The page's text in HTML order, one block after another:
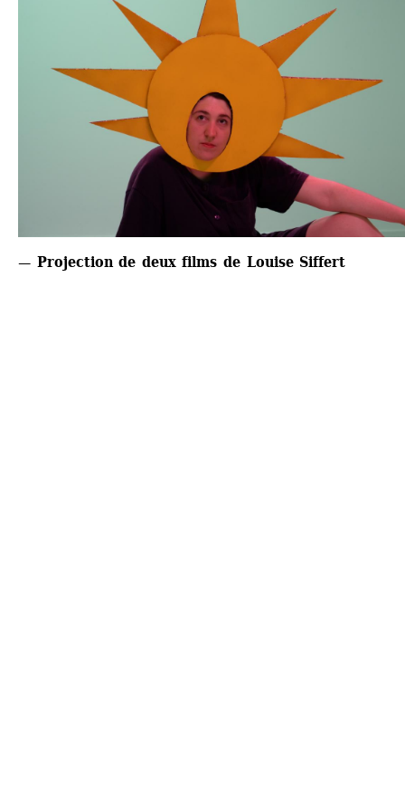
— Projection de deux films de Louise Siffert